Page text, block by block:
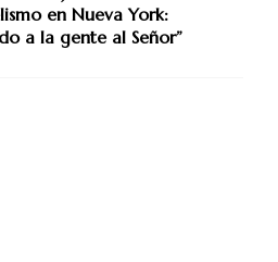
en Nueva York:
a la gente al Señor”